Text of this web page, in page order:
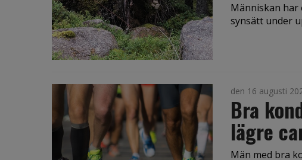
Människan
synsätt under
den 16 augusti
Bra
lägre
Män med bra